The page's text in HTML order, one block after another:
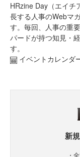
HRzine Day（エイチ
長する人事のWebマ
す。毎回、人事の重
パードが持つ知見・
す。
イベントカレンダ
新
・